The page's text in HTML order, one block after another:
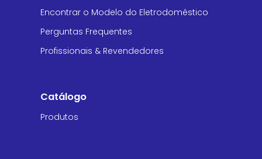
Encontrar o Modelo do Eletrodoméstico
Perguntas Frequentes
Profissionais & Revendedores
Catálogo
Produtos